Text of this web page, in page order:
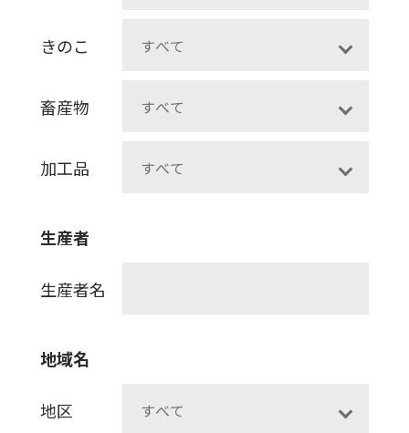
きのこ
畜産物
加工品
生産者
生産者名
地域名
地区